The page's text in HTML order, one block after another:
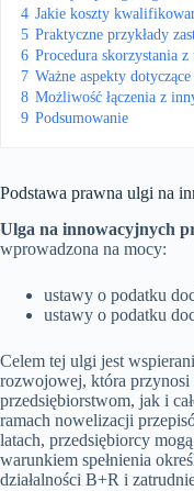
4 Jakie koszty
5 Praktyczne przykłady
6 Procedura skorzystania
7 Ważne aspekty
8 Możliwość łączenia z
9 Podsumowanie
Podstawa prawna ulgi na
Ulga na innowacyjnych
wprowadzona na mocy:
ustawy o podatku
ustawy o podatku
Celem tej ulgi jest
rozwojowej, która
przedsiębiorstwom, jak i
ramach nowelizacji
latach, przedsiębiorcy
warunkiem spełnienia
działalności B+R i